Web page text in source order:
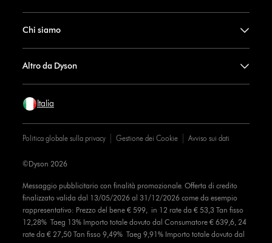
Chi siamo
Altro da Dyson
Italia
Politica globale sulla privacy Gestione dei Cookie Avviso sui dati
Messaggio pubblicitario con finalità promozionale. Offerta di credito
finalizzato valida dal 13/05/2026 al 31/12/2026 come da esempio
rappresentativo: Prezzo del bene € 599, in 12 rate da € 53,3 Tan fisso
12,28% Taeg 13% Importo totale dovuto dal Consumatore € 639,6, 24
rate da € 27,50 Tan fisso 9,49% Taeg 9,91% Importo totale dovuto dal
©Dyson 2026